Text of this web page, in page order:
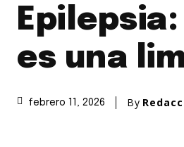
es una
febrero 11, 2026 By